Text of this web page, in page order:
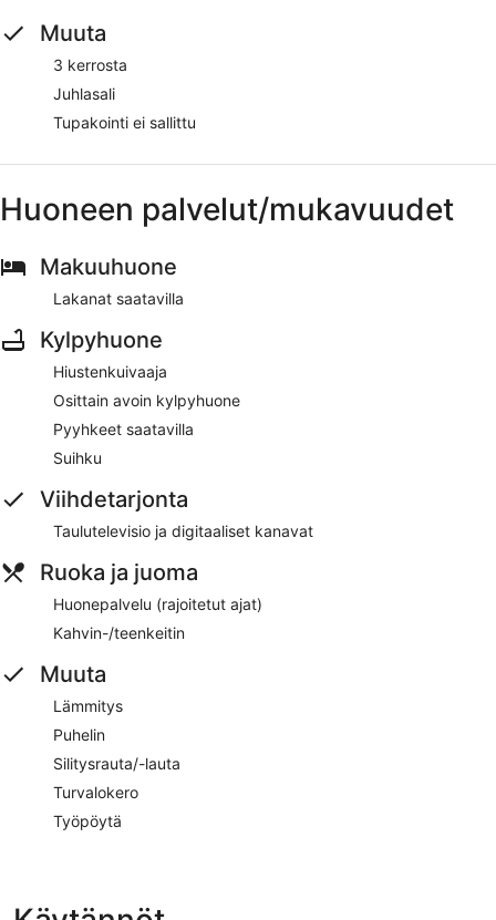
Muuta
3 kerrosta
Juhlasali
Tupakointi ei sallittu
Huoneen palvelut/mukavuudet
Makuuhuone
Lakanat saatavilla
Kylpyhuone
Hiustenkuivaaja
Osittain avoin kylpyhuone
Pyyhkeet saatavilla
Suihku
Viihdetarjonta
Taulutelevisio ja digitaaliset kanavat
Ruoka ja juoma
Huonepalvelu (rajoitetut ajat)
Kahvin-/teenkeitin
Muuta
Lämmitys
Puhelin
Silitysrauta/-lauta
Turvalokero
Työpöytä